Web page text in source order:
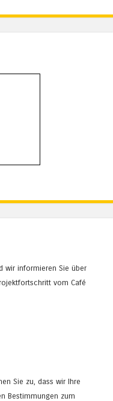
wir informieren Sie über
vom Café
Sie zu, dass wir Ihre
Bestimmungen zum